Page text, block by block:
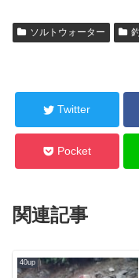
ソルトウォーター
Twitter
Pocket
関連記事
40up